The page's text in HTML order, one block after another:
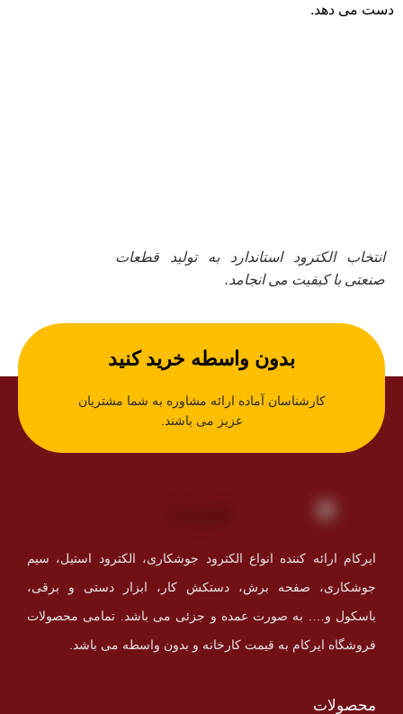
دست می دهد.
انتخاب الکترود استاندارد به تولید قطعات
صنعتی با کیفیت می انجامد.
بدون واسطه خرید کنید
کارشناسان آماده ارائه مشاوره به شما مشتریان
عزیز می باشند.
ایرکام ارائه کننده انواع الکترود جوشکاری، الکترود استیل، سیم
جوشکاری، صفحه برش، دستکش کار، ابزار دستی و برقی،
باسکول و…. به صورت عمده و جزئی می باشد. تمامی محصولات
فروشگاه ایرکام به قیمت کارخانه و بدون واسطه می باشد.
محصولات